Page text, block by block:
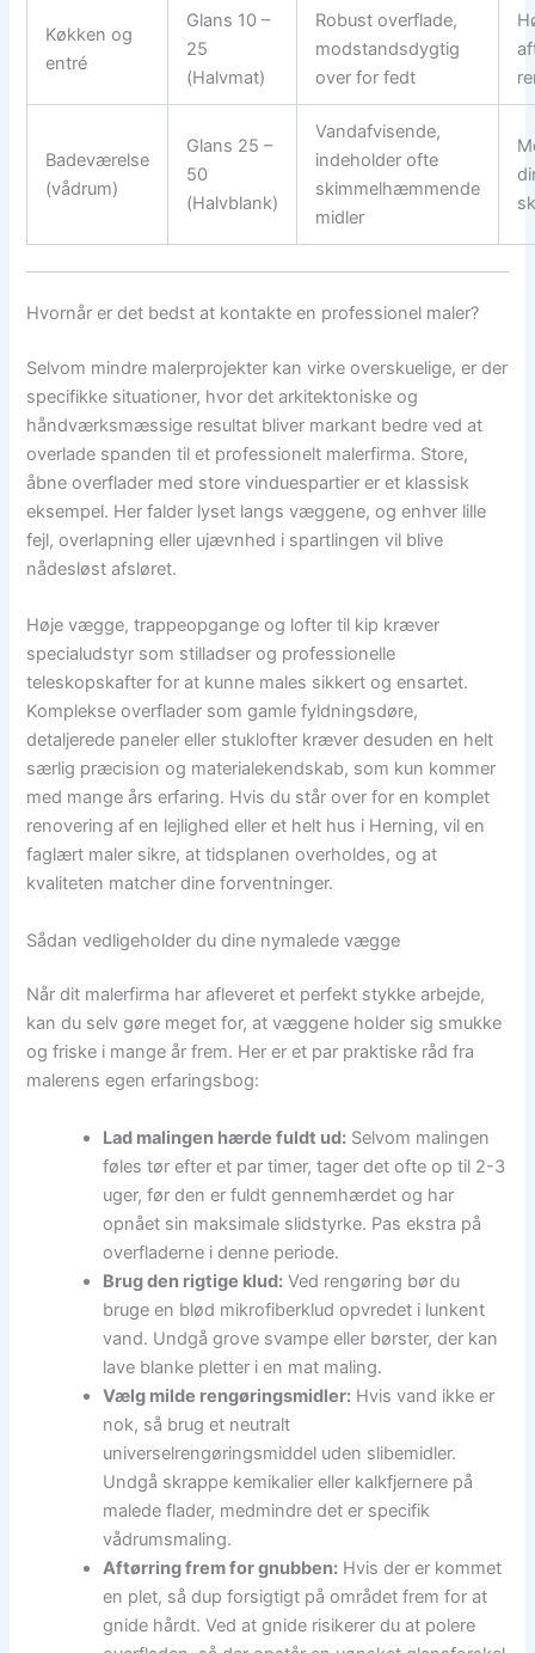
Køkken og
entré
Glans 10 –
25
(Halvmat)
Robust overflade,
modstandsdygtig
over for fedt
Badeværelse
(vådrum)
Glans 25 –
50
(Halvblank)
Vandafvisende,
indeholder ofte
skimmelhæmmende
midler
Hvornår er det bedst at kontakte en professionel maler?
Selvom mindre malerprojekter kan virke overskuelige, er der
specifikke situationer, hvor det arkitektoniske og
håndværksmæssige resultat bliver markant bedre ved at
overlade spanden til et professionelt malerfirma. Store,
åbne overflader med store vinduespartier er et klassisk
eksempel. Her falder lyset langs væggene, og enhver lille
fejl, overlapning eller ujævnhed i spartlingen vil blive
nådesløst afsløret.
Høje vægge, trappeopgange og lofter til kip kræver
specialudstyr som stilladser og professionelle
teleskopskafter for at kunne males sikkert og ensartet.
Komplekse overflader som gamle fyldningsdøre,
detaljerede paneler eller stuklofter kræver desuden en helt
særlig præcision og materialekendskab, som kun kommer
med mange års erfaring. Hvis du står over for en komplet
renovering af en lejlighed eller et helt hus i Herning, vil en
faglært maler sikre, at tidsplanen overholdes, og at
kvaliteten matcher dine forventninger.
Sådan vedligeholder du dine nymalede vægge
Når dit malerfirma har afleveret et perfekt stykke arbejde,
kan du selv gøre meget for, at væggene holder sig smukke
og friske i mange år frem. Her er et par praktiske råd fra
malerens egen erfaringsbog:
Lad malingen hærde fuldt ud: Selvom malingen
føles tør efter et par timer, tager det ofte op til 2-3
uger, før den er fuldt gennemhærdet og har
opnået sin maksimale slidstyrke. Pas ekstra på
overfladerne i denne periode.
Brug den rigtige klud: Ved rengøring bør du
bruge en blød mikrofiberklud opvredet i lunkent
vand. Undgå grove svampe eller børster, der kan
lave blanke pletter i en mat maling.
Vælg milde rengøringsmidler: Hvis vand ikke er
nok, så brug et neutralt
universelrengøringsmiddel uden slibemidler.
Undgå skrappe kemikalier eller kalkfjernere på
malede flader, medmindre det er specifik
vådrumsmaling.
Aftørring frem for gnubben: Hvis der er kommet
en plet, så dup forsigtigt på området frem for at
gnide hårdt. Ved at gnide risikerer du at polere